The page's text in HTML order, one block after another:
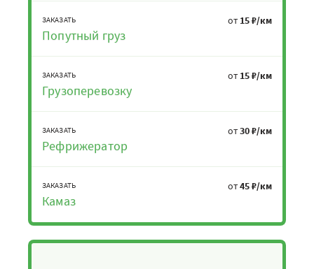
ЗАКАЗАТЬ
Попутный груз
от 15 ₽/км
ЗАКАЗАТЬ
Грузоперевозку
от 15 ₽/км
ЗАКАЗАТЬ
Рефрижератор
от30 ₽/км
ЗАКАЗАТЬ
Камаз
от45 ₽/км